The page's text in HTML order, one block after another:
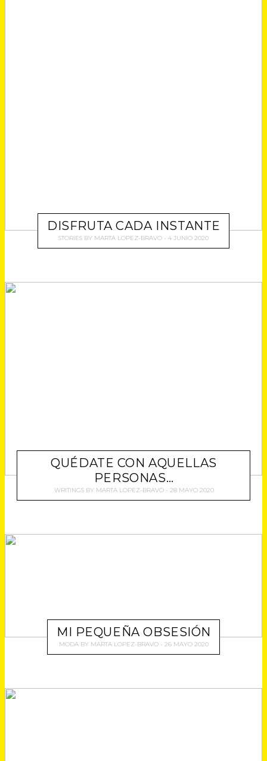
DISFRUTA CADA INSTANTE
STORIES BY MARTA LOPEZ-BRAVO 4 JUNIO 2020
QUÉDATE CON AQUELLAS
PERSONAS…
WRITINGSBY MARTA LOPEZ-BRAVO 28 MAYO 2020
MI PEQUEÑA OBSESIÓN
MODA BY MARTA LOPEZ-BRAVO 26 MAYO 2020